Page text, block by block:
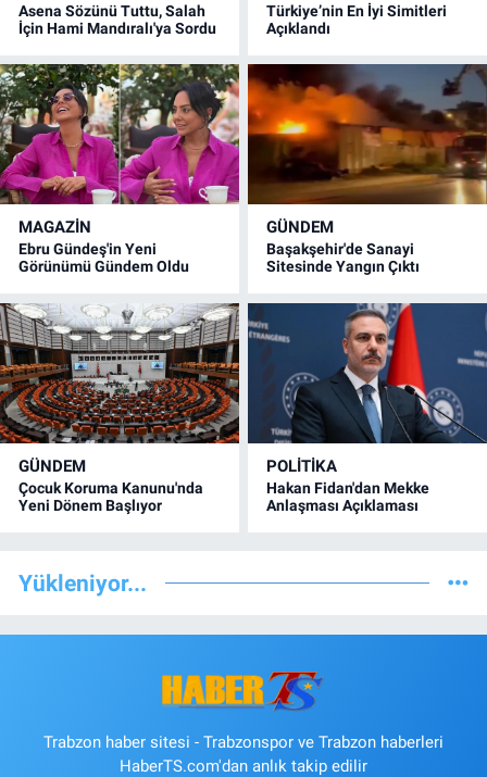
Asena Sözünü Tuttu, Salah
İçin Hami Mandıralı'ya Sordu
Türkiye’nin En İyi Simitleri
Açıklandı
MAGAZİN
Ebru Gündeş'in Yeni
Görünümü Gündem Oldu
GÜNDEM
Başakşehir'de Sanayi
Sitesinde Yangın Çıktı
GÜNDEM
Çocuk Koruma Kanunu'nda
Yeni Dönem Başlıyor
POLİTİKA
Hakan Fidan'dan Mekke
Anlaşması Açıklaması
Yükleniyor...
Trabzon haber sitesi - Trabzonspor ve Trabzon haberleri
HaberTS.com'dan anlık takip edilir